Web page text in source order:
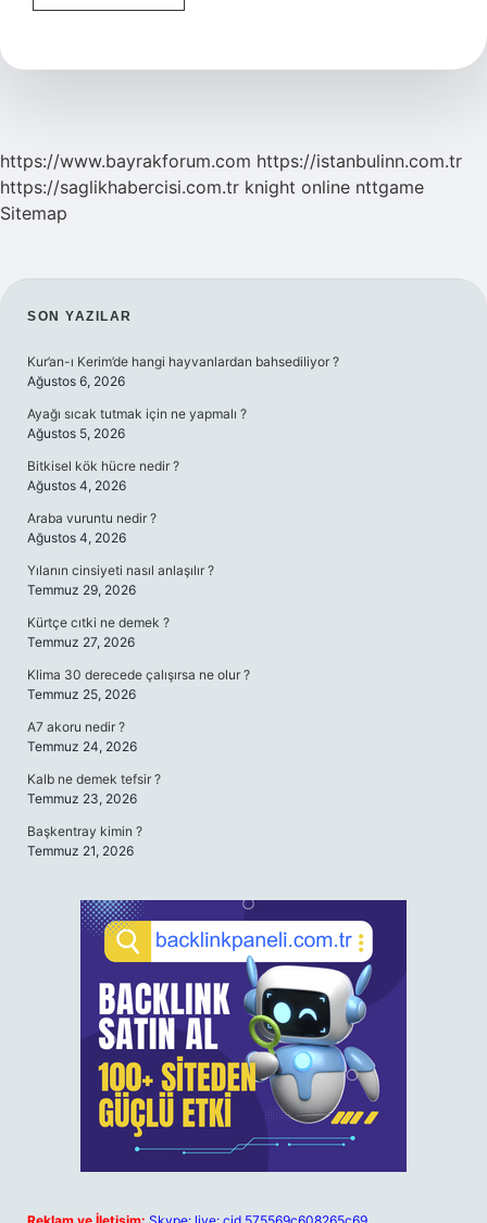
Fak
https://www.bayrakforum.com https://istanbulinn.com.tr
https://saglikhabercisi.com.tr knight online nttgame
Sitemap
SIDEBAR
SON YAZILAR
Kur’an-ı Kerim’de hangi hayvanlardan bahsediliyor ?
Ağustos 6, 2026
Ayağı sıcak tutmak için ne yapmalı ?
Ağustos 5, 2026
Bitkisel kök hücre nedir ?
Ağustos 4, 2026
Araba vuruntu nedir ?
Ağustos 4, 2026
Yılanın cinsiyeti nasıl anlaşılır ?
Temmuz 29, 2026
Kürtçe cıtki ne demek ?
Temmuz 27, 2026
Klima 30 derecede çalışırsa ne olur ?
Temmuz 25, 2026
A7 akoru nedir ?
Temmuz 24, 2026
Kalb ne demek tefsir ?
Temmuz 23, 2026
Başkentray kimin ?
Temmuz 21, 2026